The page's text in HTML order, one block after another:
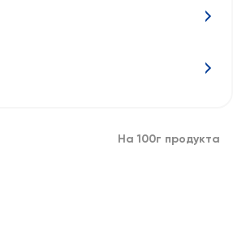
На 100г продукта